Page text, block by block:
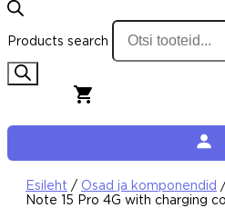
Products search
Esileht / Osad ja komponendid
Note 15 Pro 4G with charging